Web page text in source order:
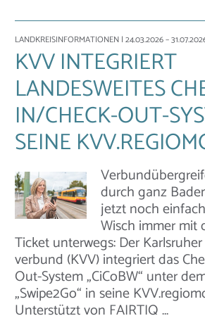
LANDKREISINFORMATIONEN | 24.03.2026 –
KVV INTEGRIERT
LANDESWEITES
IN/CHECK-OUT-
SEINE
durch ganz
jetzt noch
Wisch immer mit
Ticket unterwegs: Der
verbund (KVV) integriert das
Out-System „CiCoBW“ unter
„Swipe2Go“ in seine
Unterstützt von FAIRTIQ …